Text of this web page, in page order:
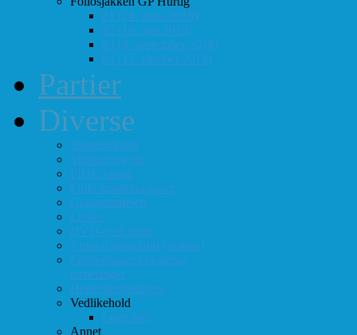
#1 (24. mars 2018)
#2 (19. mai 2018)
#3 (8. september 2018)
#4 (13. oktober 2018)
Partier
Diverse
Støtteordning
Sjakkrating.no
FIDE-rating
Follo-kombinasjoner
Grasrotandelen
Linker
DVD-er til utlån
Virtuell sjakklubb (lichess)
Førsteplasser i eksterne
turneringer
Hedersbevisninger
Vedlikehold
Logg inn
Annet